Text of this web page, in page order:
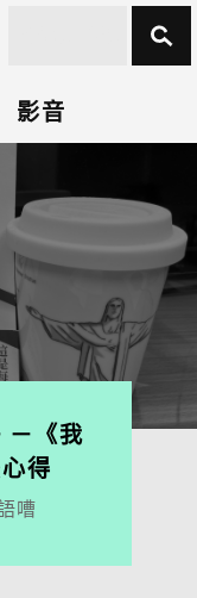
影音
－《我
得
嘈